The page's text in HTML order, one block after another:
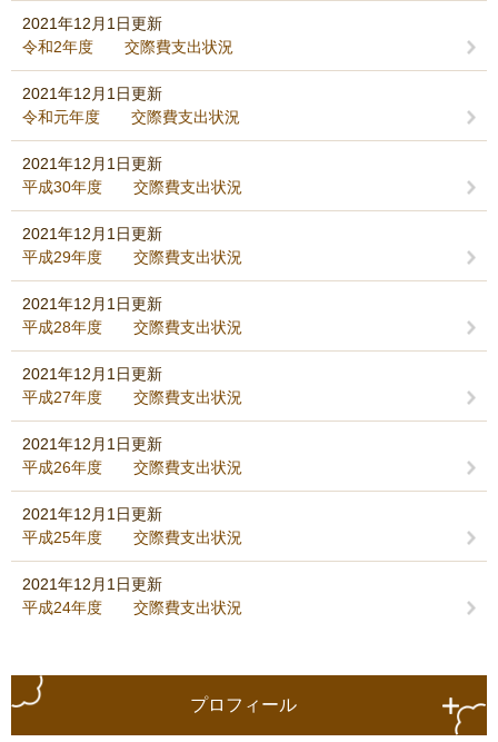
2021年12月1日更新
令和2年度 交際費支出状況
2021年12月1日更新
令和元年度 交際費支出状況
2021年12月1日更新
平成30年度 交際費支出状況
2021年12月1日更新
平成29年度 交際費支出状況
2021年12月1日更新
平成28年度 交際費支出状況
2021年12月1日更新
平成27年度 交際費支出状況
2021年12月1日更新
平成26年度 交際費支出状況
2021年12月1日更新
平成25年度 交際費支出状況
2021年12月1日更新
平成24年度 交際費支出状況
プロフィール